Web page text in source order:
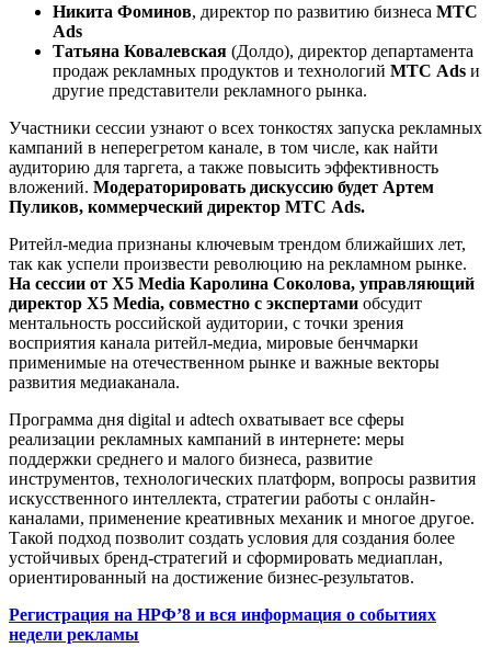
Никита Фоминов, директор по развитию бизнеса МТС
Ads
Татьяна Ковалевская (Долдо), директор департамента
продаж рекламных продуктов и технологий МТС Ads и
другие представители рекламного рынка.
Участники сессии узнают о всех тонкостях запуска рекламных
кампаний в неперегретом канале, в том числе, как найти
аудиторию для таргета, а также повысить эффективность
вложений. Модераторировать дискуссию будет Артем
Пуликов, коммерческий директор МТС Ads.
Ритейл-медиа признаны ключевым трендом ближайших лет,
так как успели произвести революцию на рекламном рынке.
На сессии от X5 Mediа Каролина Соколова, управляющий
директор X5 Media, совместно с экспертами обсудит
ментальность российской аудитории, с точки зрения
восприятия канала ритейл-медиа, мировые бенчмарки
применимые на отечественном рынке и важные векторы
развития медиаканала.
Программа дня digital и adtech охватывает все сферы
реализации рекламных кампаний в интернете: меры
поддержки среднего и малого бизнеса, развитие
инструментов, технологических платформ, вопросы развития
искусственного интеллекта, стратегии работы с онлайн-
каналами, применение креативных механик и многое другое.
Такой подход позволит создать условия для создания более
устойчивых бренд-стратегий и сформировать медиаплан,
ориентированный на достижение бизнес-результатов.
Регистрация на НРФ’8 и вся информация о событиях
недели рекламы